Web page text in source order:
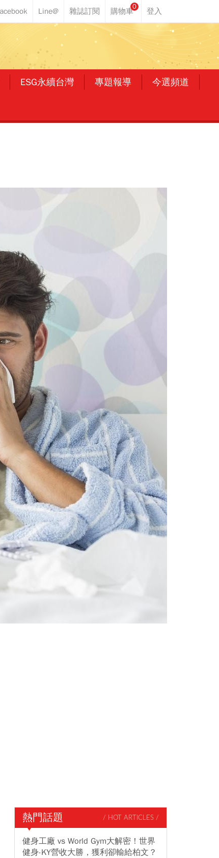
0
ESG永續台灣 專題報導 今選頻道
熱門話題 / HOT ARTICLES /
健身工廠 vs World Gym大解密！世界
健身-KY營收大勝，獲利卻輸給柏文？